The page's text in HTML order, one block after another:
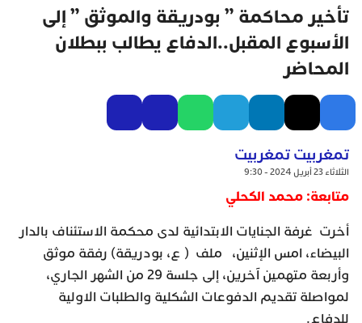
تأخير محاكمة ” بودريقة والموثق ” إلى
الأسبوع المقبل..الدفاع يطالب ببطلان
المحاضر
تمغربيت تمغربيت
الثلاثاء 23 أبريل 2024 - 9:30
متابعة: محمد الكحلي
أخرت غرفة الجنايات الابتدائية لدى محكمة الاستئناف بالدار
البيضاء، امس الإثنين، ملف ( ع، بودريقة) رفقة موثق
وأربعة متهمين آخرين، إلى جلسة 29 من الشهر الجاري،
لمواصلة تقديم الدفوعات الشكلية والطلبات الاولية
للدفاع.